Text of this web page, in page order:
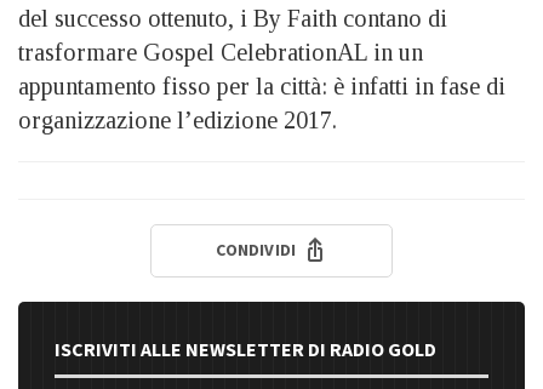
del successo ottenuto, i By Faith contano di
trasformare Gospel CelebrationAL in un
appuntamento fisso per la città: è infatti in fase di
organizzazione l’edizione 2017.
CONDIVIDI
ISCRIVITI ALLE NEWSLETTER DI RADIO GOLD